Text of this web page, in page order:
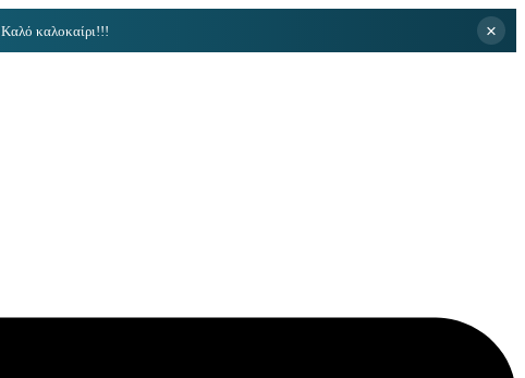
. Καλό καλοκαίρι!!! ×